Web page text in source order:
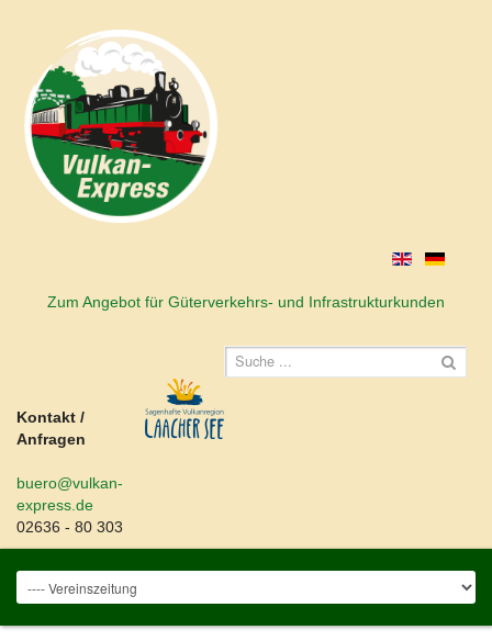
Zum Angebot für Güterverkehrs- und Infrastrukturkunden
Kontakt /
Anfragen
buero@vulkan-
express.de
02636 - 80 303